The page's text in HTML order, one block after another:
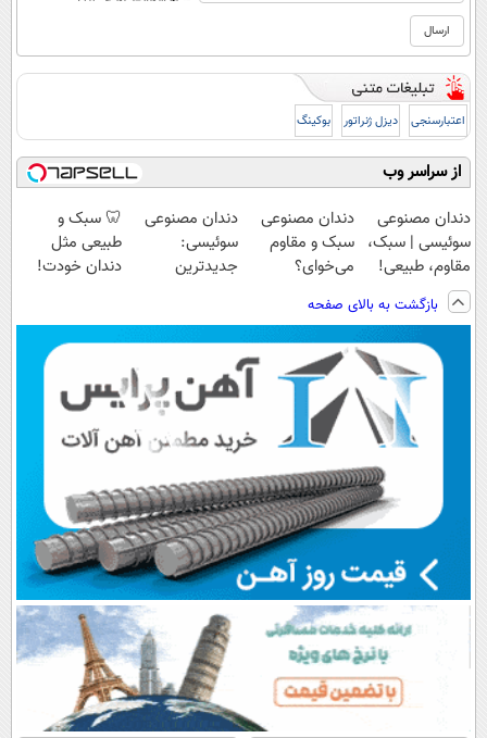
اعتبارسنجی دیزل ژنراتور بوکینگ
از سراسر وب
دندان مصنوعی
سوئیسی | سبک،
مقاوم، طبیعی!
ویزیت
رایگان+پرداخت
اقساطی😍
دندان مصنوعی
سبک و مقاوم
می‌خوای؟
هم داریم!😍 |
📍تهران
دندان مصنوعی
سوئیسی:
جدیدترین
پرداخت قسطی
🦷 سبک و
طبیعی مثل
دندان خودت!
💳 📍 تهران
بازگشت به بالای صفحه